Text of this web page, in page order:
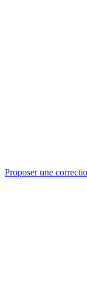
Proposer une